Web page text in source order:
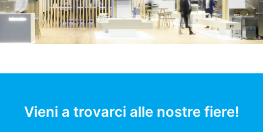
Vieni a trovarci alle nostre fiere!